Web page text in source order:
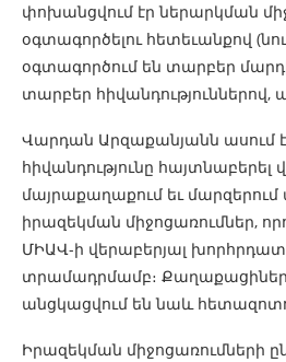
փոխանցվում էր ներարկման
օգտագործելու հետեւանքով
օգտագործում են տարբեր
տարբեր հիվանդություններով,
Վարդան Արզաքանյանն ասում
հիվանդությունը հայտնաբերել
մայրաքաղաքում եւ մարզերում
իրազեկման միջոցառումներ,
ՄԻԱՎ-ի վերաբերյալ
տրամադրմամբ։
անցկացվում են նաև
Իրազեկման միջոցառումների